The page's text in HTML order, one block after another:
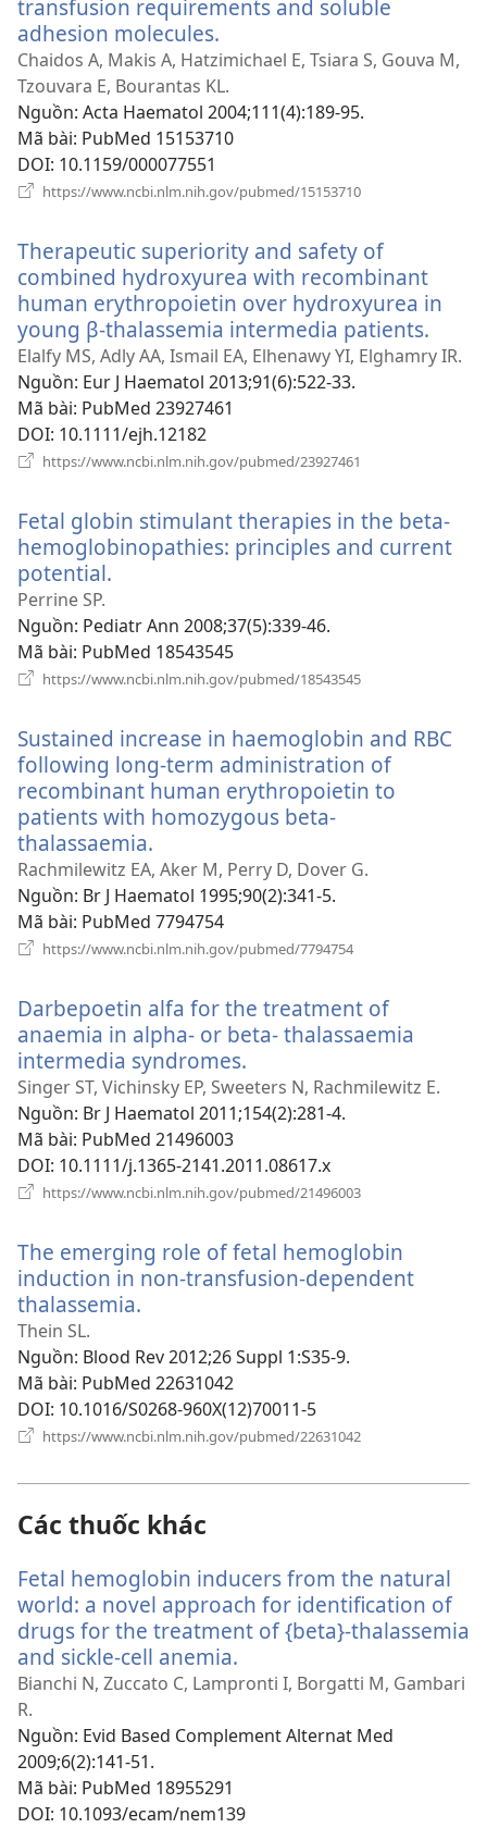
transfusion requirements and soluble
adhesion molecules.
cửa
sổ
mới)
Chaidos A, Makis A, Hatzimichael E, Tsiara S, Gouva M,
Tzouvara E, Bourantas KL.
Nguồn‎: Acta Haematol 2004;111(4):189-95.
Mã bài‎: PubMed 15153710
DOI‎: 10.1159/000077551
https://www.ncbi.nlm.nih.gov/pubmed/15153710
mới)
Therapeutic superiority and safety of
combined hydroxyurea with recombinant
human erythropoietin over hydroxyurea in
young β-thalassemia intermedia patients.
cửa
Elalfy MS, Adly AA, Ismail EA, Elhenawy YI, Elghamry IR.
Nguồn‎: Eur J Haematol 2013;91(6):522-33.
Mã bài‎: PubMed 23927461
DOI‎: 10.1111/ejh.12182
https://www.ncbi.nlm.nih.gov/pubmed/23927461
mới)
Fetal globin stimulant therapies in the beta-
hemoglobinopathies: principles and current
potential.
sổ
mới)
Perrine SP.
Nguồn‎: Pediatr Ann 2008;37(5):339-46.
Mã bài‎: PubMed 18543545
https://www.ncbi.nlm.nih.gov/pubmed/18543545
mới)
Sustained increase in haemoglobin and RBC
following long-term administration of
recombinant human erythropoietin to
patients with homozygous beta-
thalassaemia.
cửa
sổ
mới)
Rachmilewitz EA, Aker M, Perry D, Dover G.
Nguồn‎: Br J Haematol 1995;90(2):341-5.
Mã bài‎: PubMed 7794754
https://www.ncbi.nlm.nih.gov/pubmed/7794754
mới)
Darbepoetin alfa for the treatment of
anaemia in alpha- or beta- thalassaemia
intermedia syndromes.
cửa
sổ
Singer ST, Vichinsky EP, Sweeters N, Rachmilewitz E.
Nguồn‎: Br J Haematol 2011;154(2):281-4.
Mã bài‎: PubMed 21496003
DOI‎: 10.1111/j.1365-2141.2011.08617.x
https://www.ncbi.nlm.nih.gov/pubmed/21496003
mới)
The emerging role of fetal hemoglobin
induction in non-transfusion-dependent
thalassemia.
sổ
mới)
Thein SL.
Nguồn‎: Blood Rev 2012;26 Suppl 1:S35-9.
Mã bài‎: PubMed 22631042
DOI‎: 10.1016/S0268-960X(12)70011-5
https://www.ncbi.nlm.nih.gov/pubmed/22631042
Các thuốc khác
Fetal hemoglobin inducers from the natural
world: a novel approach for identification of
drugs for the treatment of {beta}-thalassemia
and sickle-cell anemia.
cửa
mới)
Bianchi N, Zuccato C, Lampronti I, Borgatti M, Gambari
R.
Nguồn‎: Evid Based Complement Alternat Med
2009;6(2):141-51.
Mã bài‎: PubMed 18955291
DOI‎: 10.1093/ecam/nem139